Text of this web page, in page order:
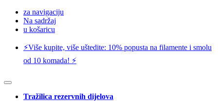
za navigaciju
Na sadržaj
u košaricu
⚡️Više kupite, više uštedite: 10% popusta na filamente i smolu
od 10 komada! ⚡️
Tražilica rezervnih dijelova